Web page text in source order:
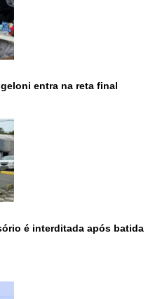
entra na reta final
é interditada após batida